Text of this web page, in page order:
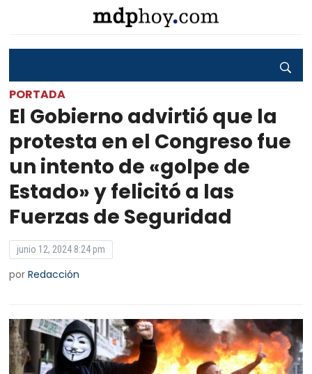
PORTADA
El Gobierno advirtió que la
protesta en el Congreso fue
un intento de «golpe de
Estado» y felicitó a las
Fuerzas de Seguridad
junio 12, 2024 8:24 pm
porRedacción